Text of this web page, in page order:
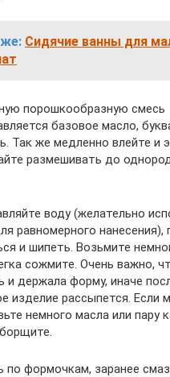
Сидячие ванны для
порошкообразную смесь
базовое масло,
Так же медленно влейте и
размешивать до
воду (желательно
равномерного нанесения),
и шипеть. Возьмите
сожмите. Очень важно,
и держала форму, иначе
изделие рассыпется. Если
немного масла или пару
по формочкам, заранее